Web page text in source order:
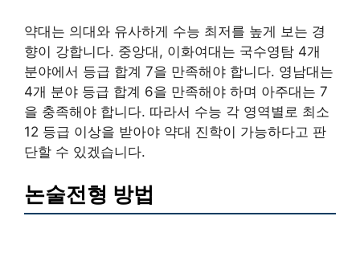
약대는 의대와 유사하게 수능 최저를 높게 보는 경
향이 강합니다. 중앙대, 이화여대는 국수영탐 4개
분야에서 등급 합계 7을 만족해야 합니다. 영남대는
4개 분야 등급 합계 6을 만족해야 하며 아주대는 7
을 충족해야 합니다. 따라서 수능 각 영역별로 최소
12 등급 이상을 받아야 약대 진학이 가능하다고 판
단할 수 있겠습니다.
논술전형 방법